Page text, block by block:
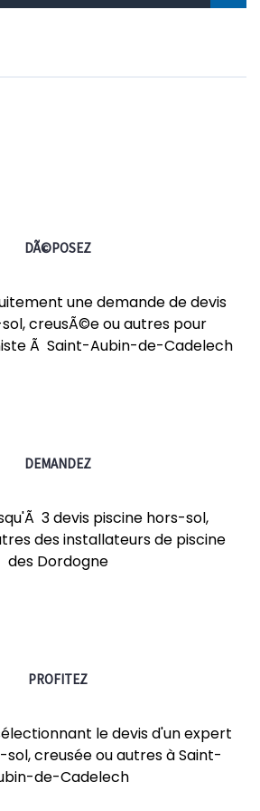
DÃ©POSEZ
une demande de devis
creusÃ©e ou autres pour
Ã Saint-Aubin-de-Cadelech
DEMANDEZ
3 devis piscine hors-sol,
des installateurs de piscine
des Dordogne
PROFITEZ
le devis d'un expert
creusée ou autres à Saint-
de-Cadelech